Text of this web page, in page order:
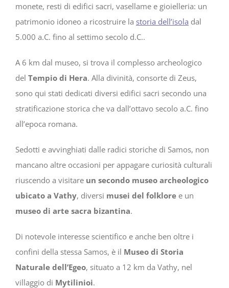
monete, resti di edifici sacri, vasellame e gioielleria: un
patrimonio idoneo a ricostruire la storia dell’isola dal
5.000 a.C. fino al settimo secolo d.C..
A 6 km dal museo, si trova il complesso archeologico
del Tempio di Hera. Alla divinità, consorte di Zeus,
sono qui stati dedicati diversi edifici sacri secondo una
stratificazione storica che va dall’ottavo secolo a.C. fino
all’epoca romana.
Sedotti e avvinghiati dalle radici storiche di Samos, non
mancano altre occasioni per appagare curiosità culturali
riuscendo a visitare un secondo museo archeologico
ubicato a Vathy, diversi musei del folklore e un
museo di arte sacra bizantina.
Di notevole interesse scientifico e anche ben oltre i
confini della stessa Samos, è il Museo di Storia
Naturale dell’Egeo, situato a 12 km da Vathy, nel
villaggio di Mytilinioi.